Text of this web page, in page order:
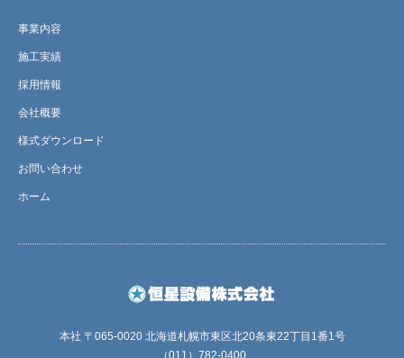
事業内容
施工実績
採用情報
会社概要
様式ダウンロード
お問い合わせ
ホーム
本社 〒065-0020 北海道札幌市東区北20条東22丁目1番1号
（011）782-0400